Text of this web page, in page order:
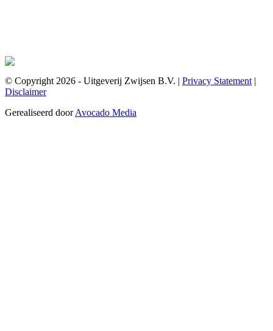
© Copyright 2026 - Uitgeverij Zwijsen B.V. | Privacy Statement |
Disclaimer
Gerealiseerd doorAvocado Media